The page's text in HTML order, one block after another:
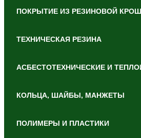
ПОКРЫТИЕ ИЗ РЕЗИНОВОЙ
ТЕХНИЧЕСКАЯ РЕЗИНА
АСБЕСТОТЕХНИЧЕСКИЕ И
КОЛЬЦА, ШАЙБЫ, МАНЖЕТЫ
ПОЛИМЕРЫ И ПЛАСТИКИ